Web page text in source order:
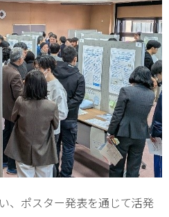
、ポスター発表を通じて活発